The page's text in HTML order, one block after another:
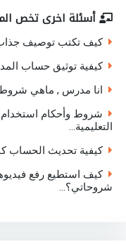
أسئلة اخرى تخص
كيف تكتب توصيف جذاب
كيفية توثيق حساب
انا مدرس , ماهي شروط
شروط وأحكام استخدام
التعليمية...
كيفية تحديث الحساب
كيف استطيع رفع
شروحاتي؟...